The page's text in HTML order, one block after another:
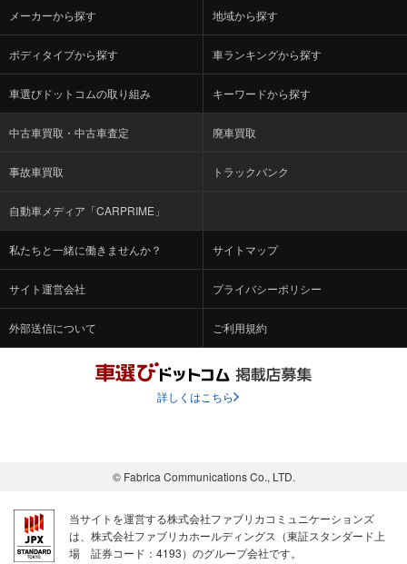
メーカーから探す 地域から探す
ボディタイプから探す 車ランキングから探す
車選びドットコムの取り組み キーワードから探す
中古車買取・中古車査定 廃車買取
事故車買取 トラックバンク
自動車メディア「CARPRIME」
私たちと一緒に働きませんか？ サイトマップ
サイト運営会社 プライバシーポリシー
外部送信について ご利用規約
詳しくはこちら
© Fabrica Communications Co., LTD.
当サイトを運営する株式会社ファブリカコミュニケーションズ
は、株式会社ファブリカホールディングス（東証スタンダード上
場 証券コード：4193）のグループ会社です。